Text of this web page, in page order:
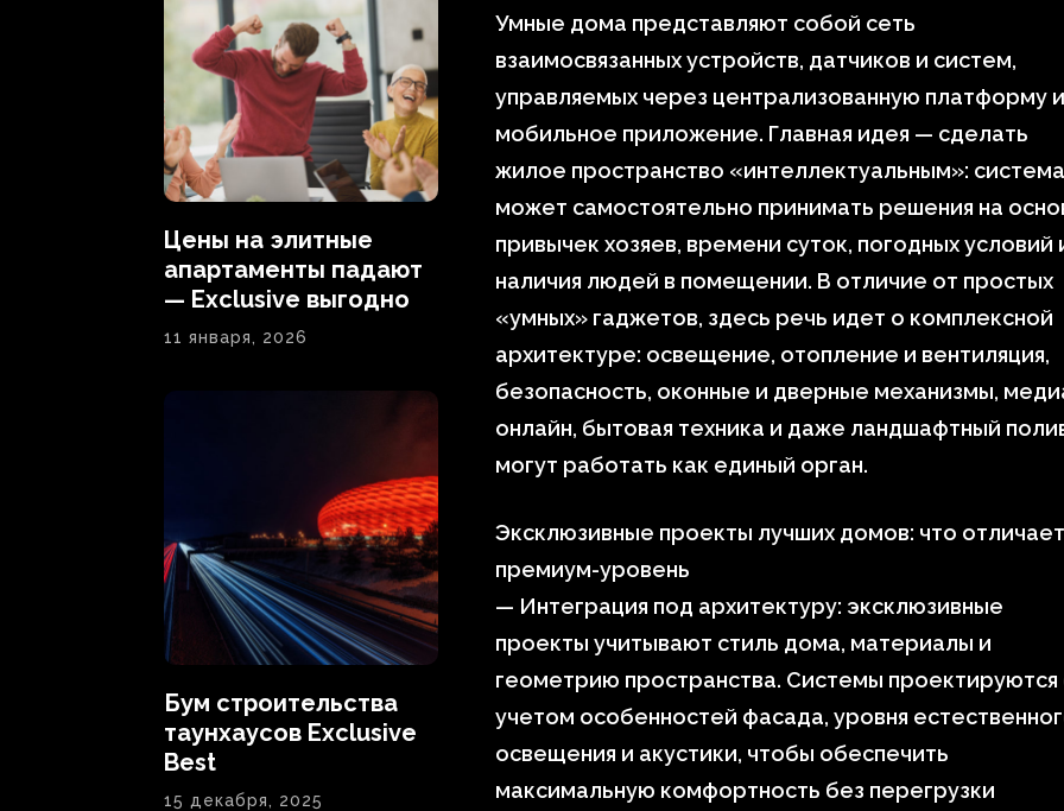
Цены на элитные
апартаменты падают
— Exclusive выгодно
11 января, 2026
Бум строительства
таунхаусов Exclusive
Best
15 декабря, 2025
Умные дома представляют собой сеть
взаимосвязанных устройств, датчиков и систем,
управляемых через централизованную платформу
мобильное приложение. Главная идея — сделать
жилое пространство «интеллектуальным»: система
может самостоятельно принимать решения на
привычек хозяев, времени суток, погодных условий
наличия людей в помещении. В отличие от простых
«умных» гаджетов, здесь речь идет о комплексной
архитектуре: освещение, отопление и вентиляция,
безопасность, оконные и дверные механизмы,
онлайн, бытовая техника и даже ландшафтный
могут работать как единый орган.
Эксклюзивные проекты лучших домов: что отличает
премиум-уровень
— Интеграция под архитектуру: эксклюзивные
проекты учитывают стиль дома, материалы и
геометрию пространства. Системы проектируются
учетом особенностей фасада, уровня
освещения и акустики, чтобы обеспечить
максимальную комфортность без перегрузки